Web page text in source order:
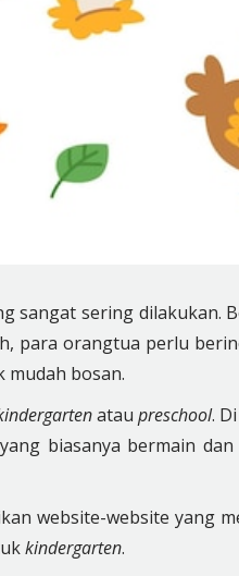
sangat sering dilakukan.
para orangtua perlu
mudah bosan.
ataupreschool.
biasanya bermain dan
website-website yang
kindergarten.